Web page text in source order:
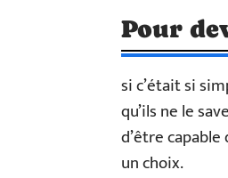
Pour
si c’était si
qu’ils ne le
d’être
un choix.